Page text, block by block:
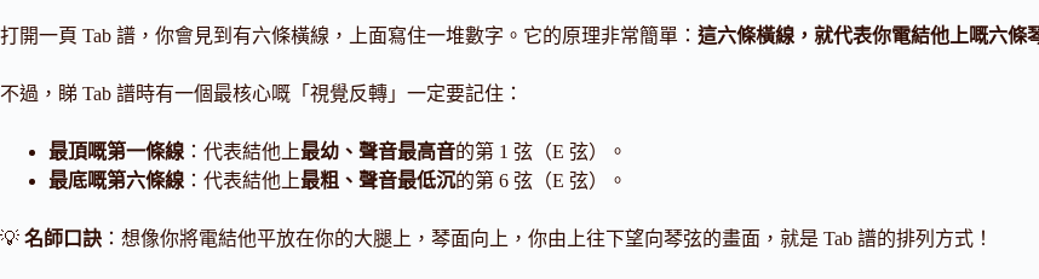
打開一頁 Tab 譜，你會見到有六條橫線，上面寫住一堆數字。它的原理非常簡單： 這六條橫線，就代表你電結他上嘅六條
不過，睇 Tab 譜時有一個最核心嘅「視覺反轉」一定要記住：
最頂嘅第一條線 ：代表結他上最幼、聲音最高音的第 1 弦（E 弦）。
最底嘅第六條線 ：代表結他上最粗、聲音最低沉的第 6 弦（E 弦）。
💡 名師口訣 ：想像你將電結他平放在你的大腿上，琴面向上，你由上往下望向琴弦的畫面，就是 Tab 譜的排列方式！